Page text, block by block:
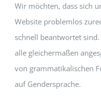
Wir möchten, dass sich
Website problemlos
schnell beantwortet
alle gleichermaßen
von grammatikalischen
auf Gendersprache.